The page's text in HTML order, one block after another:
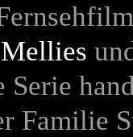
Familie